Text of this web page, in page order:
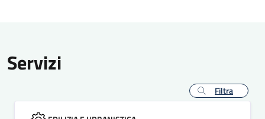
Servizi
Filtra